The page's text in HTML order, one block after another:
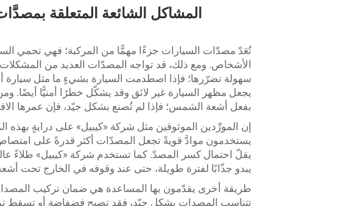
المشاكل الشائعة المتعلقة
تُعَدّ مصدّات السيارات جزءًا مهمًّا من المركبة؛ فهي تحمي
الأشخاص. ومع ذلك، قد تواجه المصدّات العديد من
سهولة تضرّرها؛ فإذا اصطدمت السيارة بشيءٍ ما مثل سيارة
يجعل مظهر السيارة غير لائق وقد يشكّل خطرًا أمنيًّا أيضًا.
بفعل أشعة الشمس؛ فإذا لم تُصنع بشكل جيّد، فإن عمرها
إن المورِّدين الموثوقين مثل شركة «كيبيل» على درايةٍ بهذه
يستخدمون موادَّ قويةً تجعل المصدّات أكثر قدرةً على
يقلّ احتمال كسر المصدّ. كما تستخدم شركة «كيبيل» طلاءً
يبدو جذّابًا لفترة طويلة، حتى عند وقوفه في الخارج تحت
طريقة أخرى يقدّمون بها المساعدة هي ضمان تركيب
تتناسب المصدات بشكل جيّد، فقد تصبح فضفاضة أو تسقط